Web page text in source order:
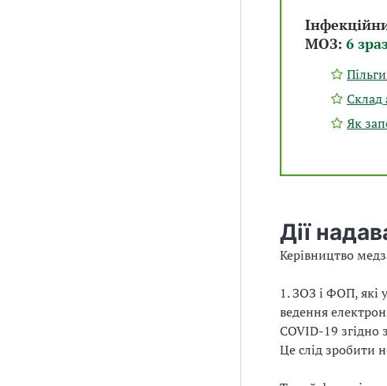
МОЗ: 6
Склад
Як
Дії
Керівництво
1. ЗОЗ і ФОП, які
ведення
COVID-19
Це слід зробити